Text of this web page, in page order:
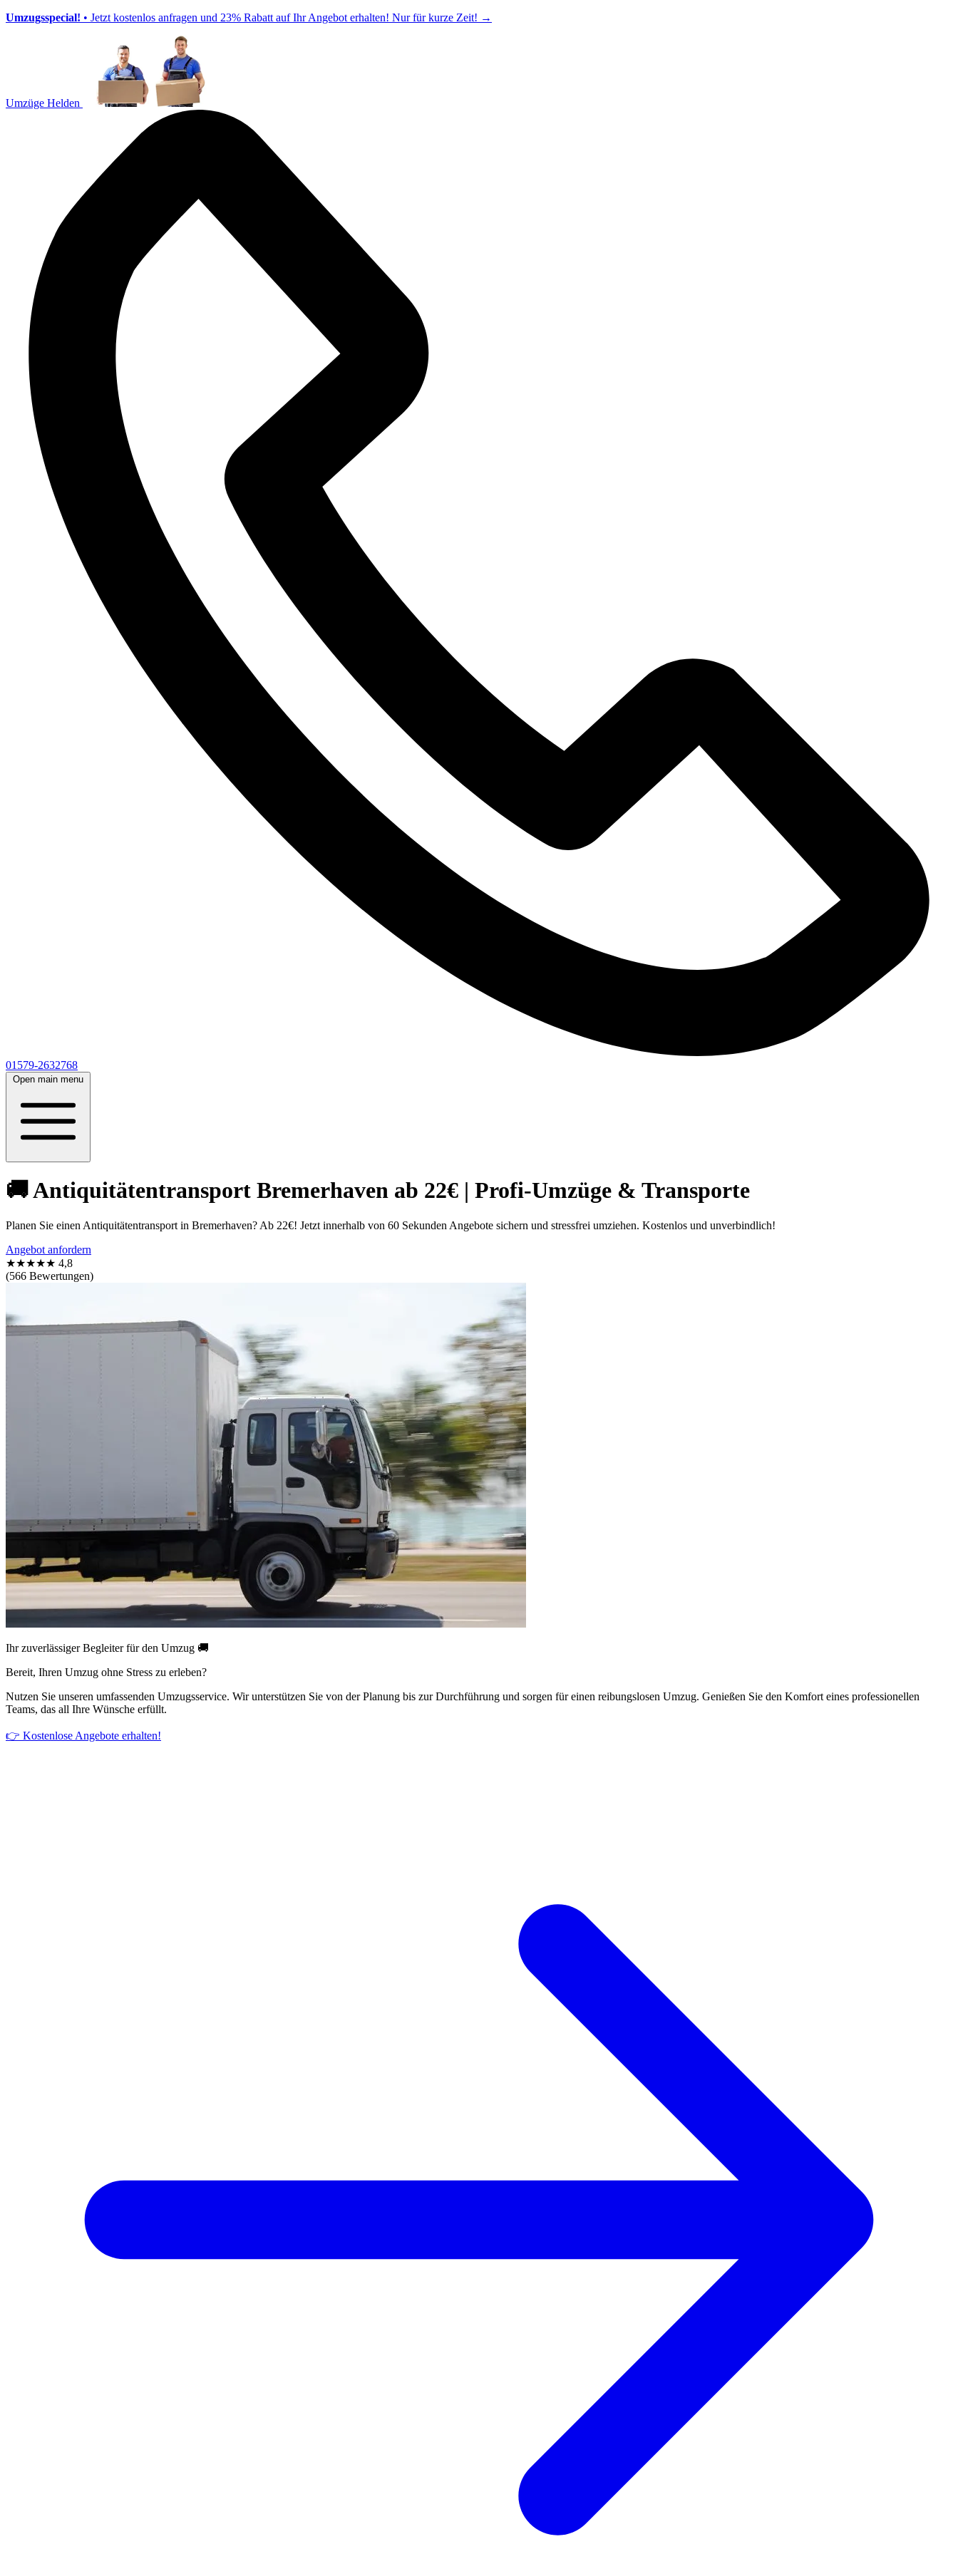
Umzugsspecial! • Jetzt kostenlos anfragen und 23% Rabatt auf Ihr Angebot erhalten! Nur für kurze Zeit! →
Umzüge Helden
01579-2632768
Open main menu
🚚 Antiquitätentransport Bremerhaven ab 22€ | Profi-Umzüge & Transporte
Planen Sie einen Antiquitätentransport in Bremerhaven? Ab 22€! Jetzt innerhalb von 60 Sekunden Angebote sichern und stressfrei umziehen. Kostenlos und unverbindlich!
Angebot anfordern
★★★★★ 4,8
(566 Bewertungen)
Ihr zuverlässiger Begleiter für den Umzug 🚚
Bereit, Ihren Umzug ohne Stress zu erleben?
Nutzen Sie unseren umfassenden Umzugsservice. Wir unterstützen Sie von der Planung bis zur Durchführung und sorgen für einen reibungslosen Umzug. Genießen Sie den Komfort eines professionellen
Teams, das all Ihre Wünsche erfüllt.
👉 Kostenlose Angebote erhalten!